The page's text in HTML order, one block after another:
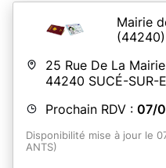
Mairie
(44240)
25 Rue De La Mairie
44240 SUCÉ-SUR-
Prochain RDV : 07/
Disponibilité mise à jour le
ANTS)